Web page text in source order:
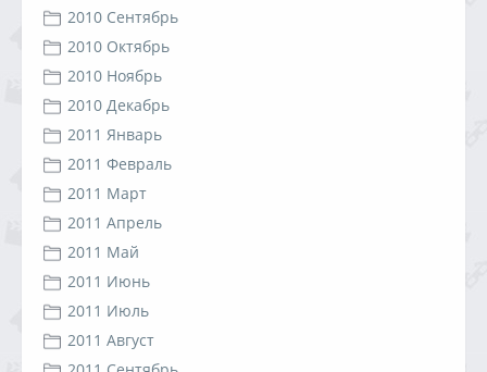
2010 Сентябрь
2010 Октябрь
2010 Ноябрь
2010 Декабрь
2011 Январь
2011 Февраль
2011 Март
2011 Апрель
2011 Май
2011 Июнь
2011 Июль
2011 Август